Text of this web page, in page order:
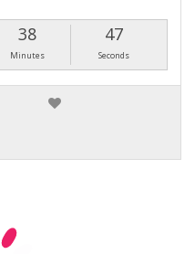
38
Minutes
46
Seconds